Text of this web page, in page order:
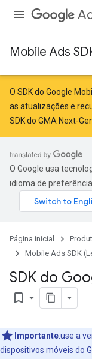
Mobile Ads
O SDK do Google
as atualizações e
SDK do GMA Next-
O Google usa
idioma de
Página inicial
Mobile Ads SDK
SDK do
bookmark_border
Importante:use a
dispositivos móveis do